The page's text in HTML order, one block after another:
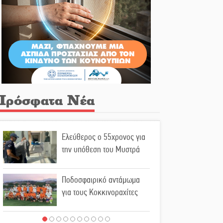
Νέα
Ελεύθερος ο 55χρονος για
την υπόθεση του Μυστρά
Ποδοσφαιρικό αντάμωμα
για τους Κοκκινοραχίτες